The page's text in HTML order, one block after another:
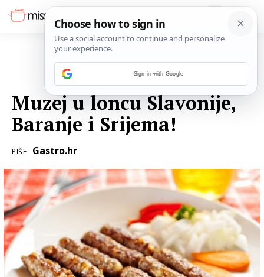
Muzej u loncu Slavonije,
Baranje i Srijema!
PIŠE Gastro.hr
Sign in with Google